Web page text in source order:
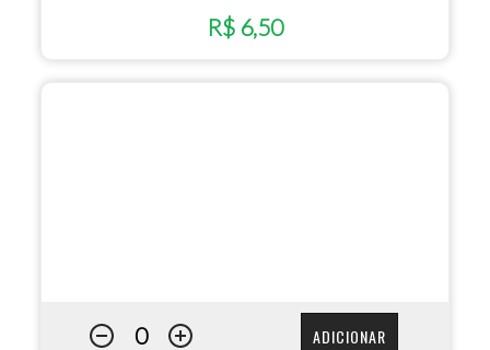
R$ 6,50
ADICIONAR